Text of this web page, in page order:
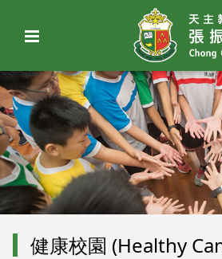
健康校園 (Healthy